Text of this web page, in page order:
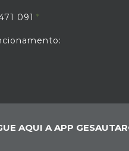
091
AQUI A APP